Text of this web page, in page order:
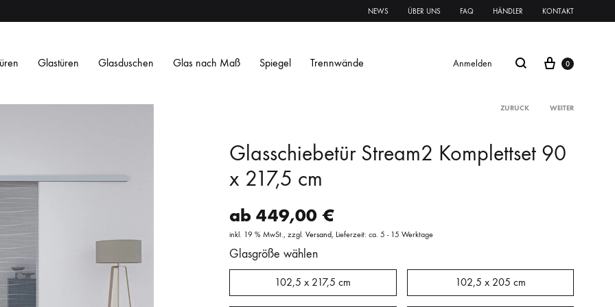
NEWS ÜBER UNS FAQ HÄNDLER KONTAKT
Loft
Glastüren
Loft
Glasduschen Glas nach Maß
Getöntes ESG Ornament ESG Klares VSG
Spiegel Trennwände Anmelden 0
ZURÜCK WEITER
Glasschiebetür Stream2 Komplettset 90
x 217,5 cm
ab 449,00 €
inkl. 19 % MwSt. zzgl. Versand Lieferzeit: ca. 5 - 15 Werktage
Glasgröße wählen
102,5 x 217,5 cm 102,5 x 205 cm